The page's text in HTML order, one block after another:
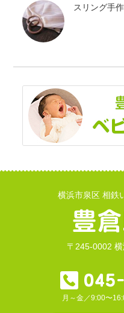
スリング手
横浜市泉区 相鉄
〒245-0002
月～金／9:00〜